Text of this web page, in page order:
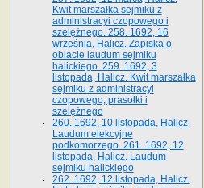
Kwit marszałka sejmiku z
administracyi czopowego i
szelężnego. 258. 1692, 16
września, Halicz. Zapiska o
oblacie laudum sejmiku
halickiego. 259. 1692, 3
listopada, Halicz. Kwit marszałka
sejmiku z administracyi
czopowego, prasołki i
szelężnego
260. 1692, 10 listopada, Halicz.
Laudum elekcyjne
podkomorzego. 261. 1692, 12
listopada, Halicz. Laudum
sejmiku halickiego
262. 1692, 12 listopada, Halicz.